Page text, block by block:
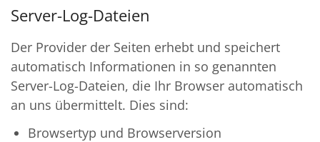
Server-Log-Dateien
Der Provider der Seiten erhebt und speichert
automatisch Informationen in so genannten
Server-Log-Dateien, die Ihr Browser automatisch
an uns übermittelt. Dies sind:
Browsertyp und Browserversion